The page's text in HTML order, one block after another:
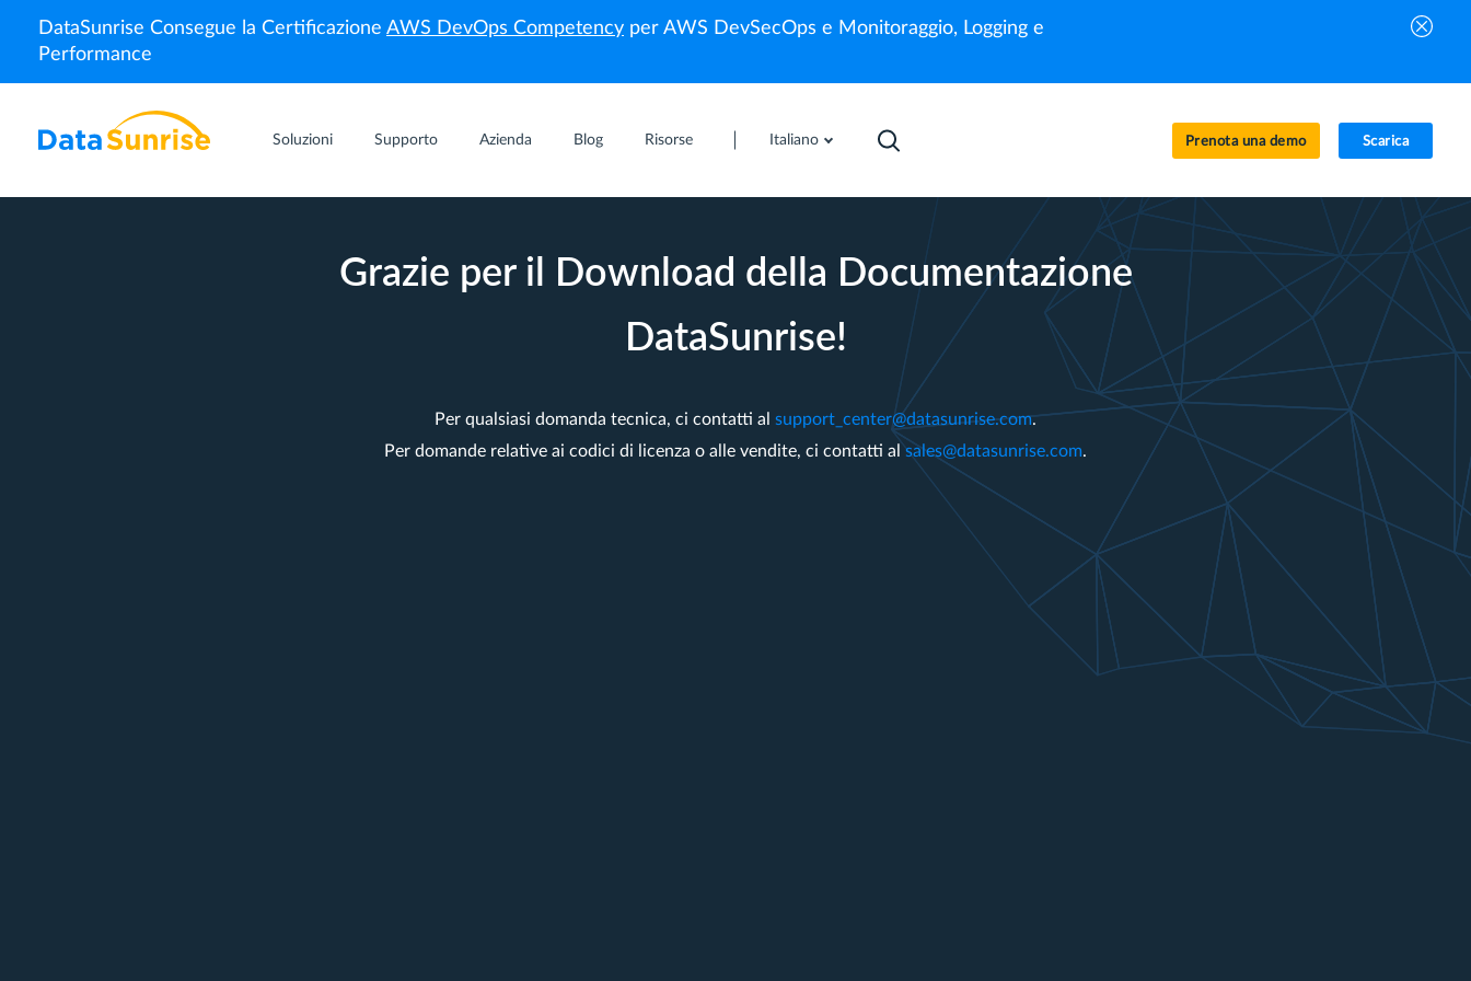
DataSunrise Consegue la Certificazione AWS DevOps Competency per AWS DevSecOps e Monitoraggio, Logging e
Performance
Soluzioni Supporto Azienda Blog Risorse Italiano Prenota una demo Scarica
Grazie per il Download della Documentazione
DataSunrise!
Per qualsiasi domanda tecnica, ci contatti al support_center@datasunrise.com.
Per domande relative ai codici di licenza o alle vendite, ci contatti alsales@datasunrise.com.